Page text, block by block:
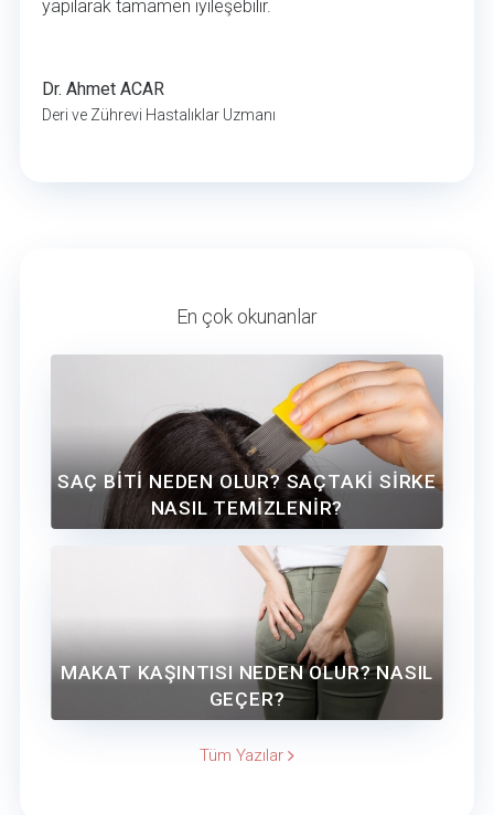
yapılarak tamamen iyileşebilir.
Dr. Ahmet ACAR
Deri ve Zührevi Hastalıklar Uzmanı
En çok okunanlar
SAÇ BİTİ NEDEN OLUR? SAÇTAKİ SİRKE
NASIL TEMİZLENİR?
MAKAT KAŞINTISI NEDEN OLUR? NASIL
GEÇER?
Tüm Yazılar